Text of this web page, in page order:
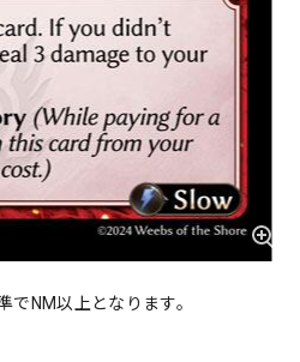
でNM以上となります。